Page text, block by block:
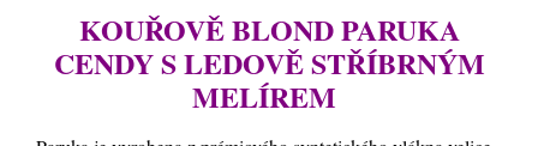
KOUŘOVĚ BLOND PARUKA
CENDY S LEDOVĚ STŘÍBRNÝM
MELÍREM